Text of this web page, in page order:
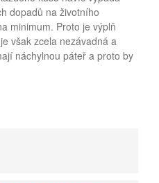
dopadů na životního
minimum. Proto je výplň
však zcela nezávadná a
náchylnou páteř a proto by